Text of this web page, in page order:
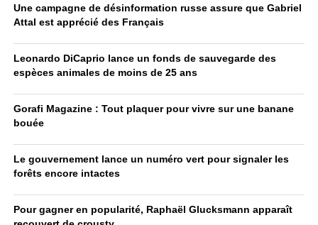
Une campagne de désinformation russe assure que Gabriel
Attal est apprécié des Français
Leonardo DiCaprio lance un fonds de sauvegarde des
espèces animales de moins de 25 ans
Gorafi Magazine : Tout plaquer pour vivre sur une banane
bouée
Le gouvernement lance un numéro vert pour signaler les
forêts encore intactes
Pour gagner en popularité, Raphaël Glucksmann apparaît